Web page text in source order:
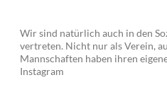
Wir sind natürlich auch in den
vertreten. Nicht nur als Verein,
Mannschaften haben ihren
Instagram